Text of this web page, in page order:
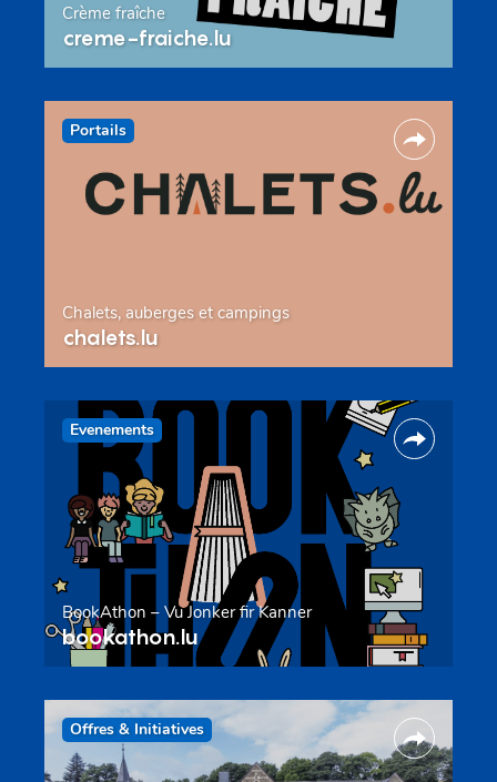
Crème fraîche
creme-fraiche.lu
Portails
Chalets, auberges et campings
chalets.lu
Evenements
BookAthon – Vu Jonker fir Kanner
bookathon.lu
Offres & Initiatives